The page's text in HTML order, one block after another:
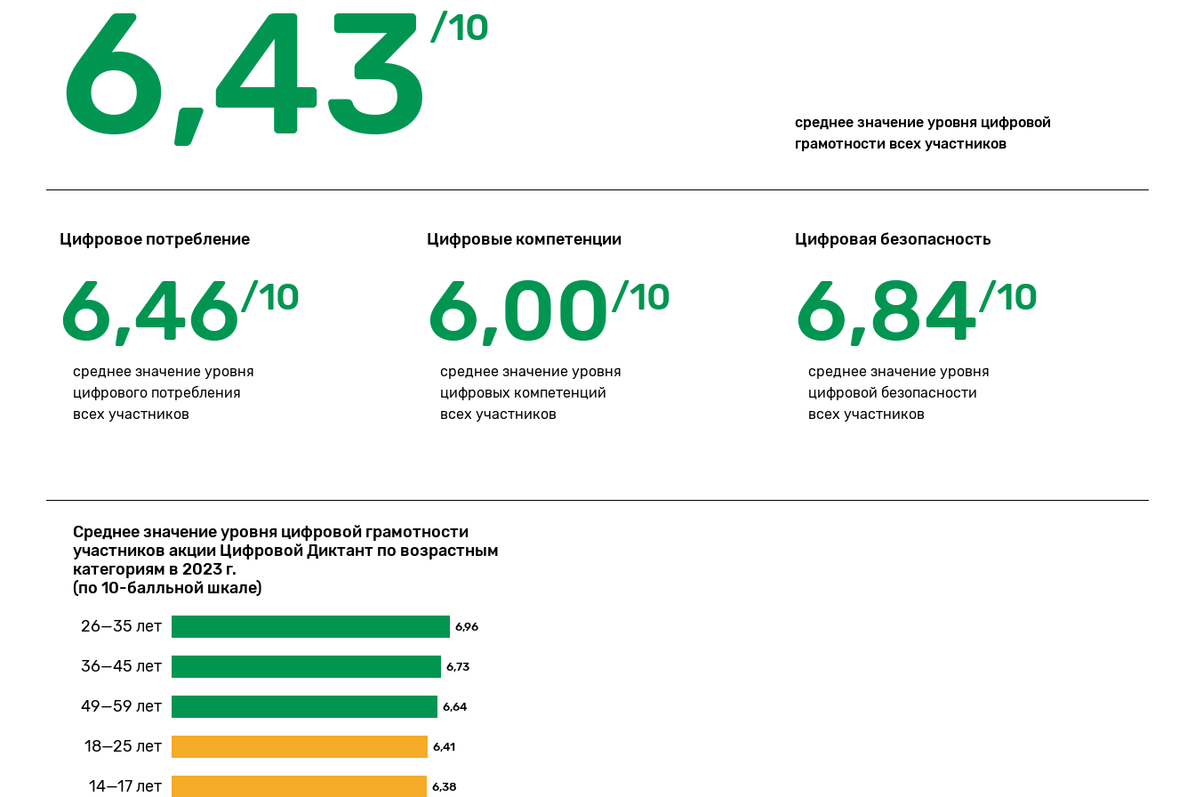
6,43/10
среднее значение уровня цифровой
грамотности всех участников
Цифровое потребление
6,46/10
среднее значение уровня
цифрового потребления
всех участников
Цифровые компетенции
6,00/10
среднее значение уровня
цифровых компетенций
всех участников
Цифровая безопасность
6,84/10
среднее значение уровня
цифровой безопасности
всех участников
Среднее значение уровня цифровой грамотности
участников акции Цифровой Диктант по возрастным
категориям в 2023 г.
(по 10-балльной шкале)
26—35 лет
6,96
36—45 лет 6,73
49—59 лет 6,64
18—25 лет 6,41
14—17 лет 6,38